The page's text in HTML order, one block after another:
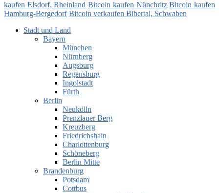
kaufen Elsdorf, Rheinland Bitcoin kaufen Nünchritz Bitcoin kaufen
Hamburg-Bergedorf Bitcoin verkaufen Bibertal, Schwaben
Stadt und Land
Bayern
München
Nürnberg
Augsburg
Regensburg
Ingolstadt
Fürth
Berlin
Neukölln
Prenzlauer Berg
Kreuzberg
Friedrichshain
Charlottenburg
Schöneberg
Berlin Mitte
Brandenburg
Potsdam
Cottbus